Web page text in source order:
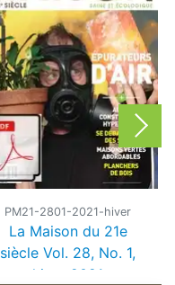
PM21-2801-2021-hiver
La Maison du 21e
siècle Vol. 28, No. 1,
hiver 2021